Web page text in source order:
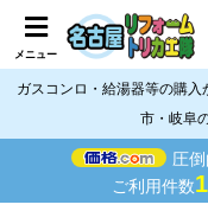
メニュー
ガスコンロ・給湯器等の購
市・岐阜
圧
ご利用件数